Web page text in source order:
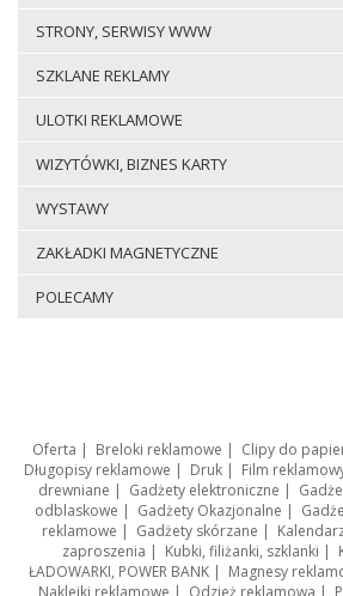
STRONY, SERWISY WWW
SZKLANE REKLAMY
ULOTKI REKLAMOWE
WIZYTÓWKI, BIZNES KARTY
WYSTAWY
ZAKŁADKI MAGNETYCZNE
POLECAMY
Oferta | Breloki reklamowe | Clipy do
Długopisy reklamowe | Druk | Film
drewniane | Gadżety elektroniczne |
odblaskowe | Gadżety Okazjonalne |
reklamowe | Gadżety skórzane |
zaproszenia | Kubki, filiżanki, szklanki |
ŁADOWARKI, POWER BANK| Magnesy